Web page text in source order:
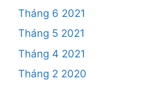
Tháng 6 2021
Tháng 5 2021
Tháng 4 2021
Tháng 2 2020